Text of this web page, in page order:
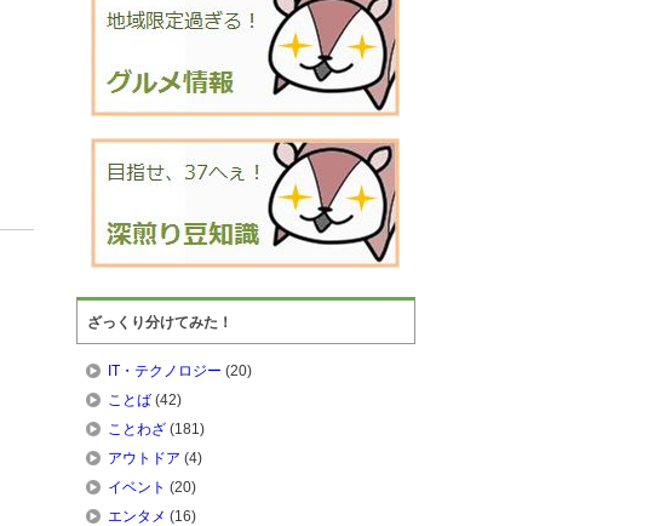
ざっくり分けてみた！
IT・テクノロジー (20)
ことば(42)
ことわざ(181)
アウトドア (4)
イベント (20)
エンタメ (16)